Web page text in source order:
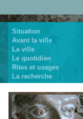
Situation
Avant la ville
La ville
Le quotidien
Rites et usages
La recherche